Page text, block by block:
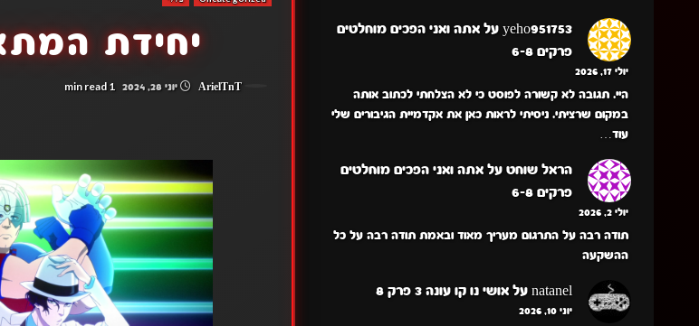
יחידת
ArielTnT יוני 28, 2024 1 min read
yeho951753 עלאתה ואני הפכים מוחלטים
פרקים 6-8
יולי 17, 2026
היי. תגובה לא קשורה לפוסט כי לא הצלחתי לכתוב אותה
במקום שרציתי. ניסיתי לראות כאן את אקדמיית הגיבורים שלי
עוד…
הראל שוחט עלאתה ואני הפכים מוחלטים
פרקים 6-8
יולי 2, 2026
תודה רבה על התרגום מעריך מאוד ובאמת תודה רבה על כל
ההשקעה
natanel עלאושי נו קו עונה 3 פרק 8
יוני 10, 2026